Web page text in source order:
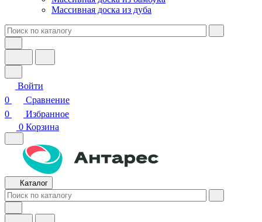
Массивная доска из дуба
Войти
0
Сравнение
0
Избранное
0 Корзина
Каталог